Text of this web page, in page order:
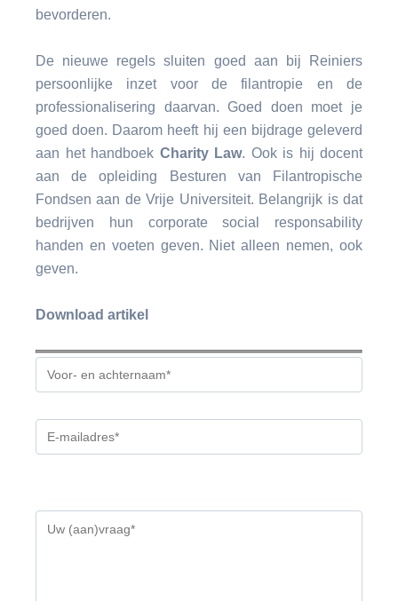
bevorderen.
De nieuwe regels sluiten goed aan bij Reiniers
persoonlijke inzet voor de filantropie en de
professionalisering daarvan. Goed doen moet je
goed doen. Daarom heeft hij een bijdrage geleverd
aan het handboek Charity Law. Ook is hij docent
aan de opleiding Besturen van Filantropische
Fondsen aan de Vrije Universiteit. Belangrijk is dat
bedrijven hun corporate social responsability
handen en voeten geven. Niet alleen nemen, ook
geven.
Download artikel
dit
veld